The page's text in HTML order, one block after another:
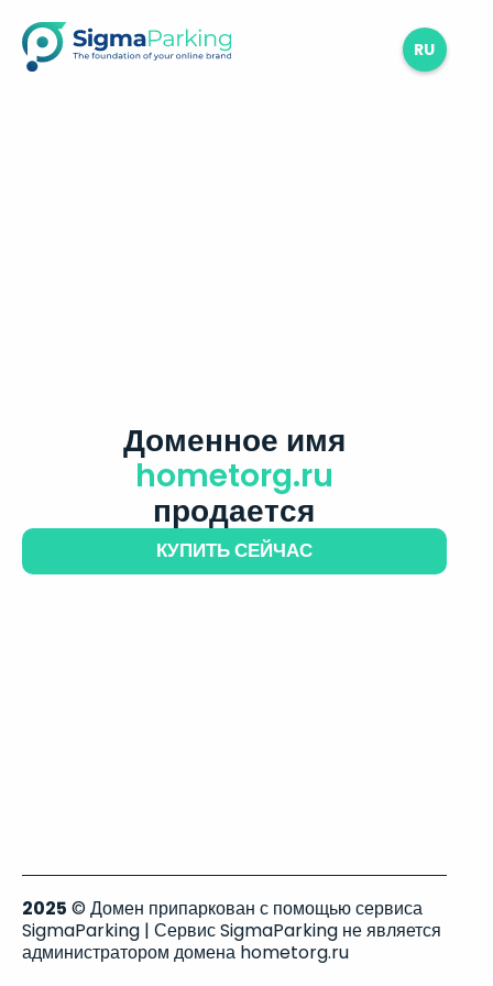
RU
Доменное имя
hometorg.ru
продается
КУПИТЬ СЕЙЧАС
2025 © Домен припаркован с помощью сервиса
SigmaParking | Сервис SigmaParking не является
администратором домена hometorg.ru